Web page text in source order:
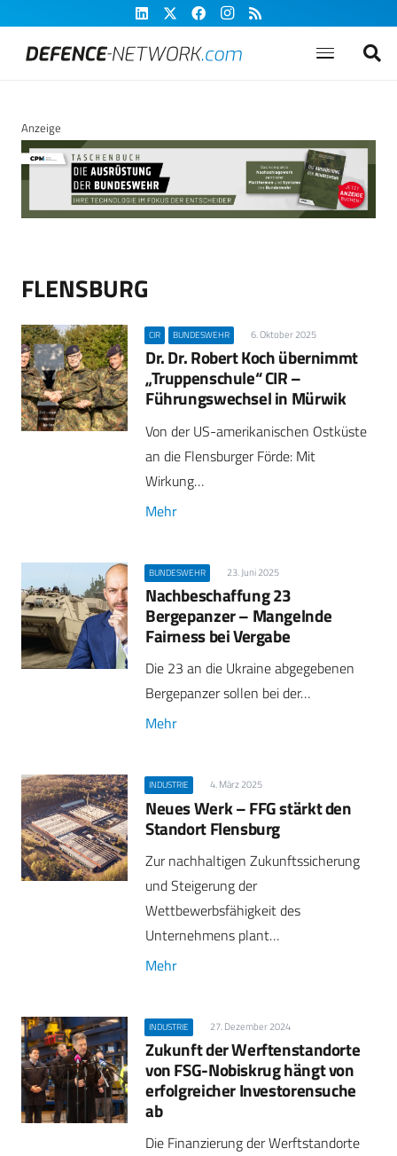
Anzeige
FLENSBURG
CIR BUNDESWEHR 6. Oktober 2025
Dr. Dr. Robert Koch übernimmt
„Truppenschule“ CIR –
Führungswechsel in Mürwik
Von der US-amerikanischen Ostküste
an die Flensburger Förde: Mit
Wirkung…
Mehr
BUNDESWEHR 23. Juni 2025
Nachbeschaffung 23
Bergepanzer – Mangelnde
Fairness bei Vergabe
Die 23 an die Ukraine abgegebenen
Bergepanzer sollen bei der…
Mehr
INDUSTRIE 4. März 2025
Neues Werk – FFG stärkt den
Standort Flensburg
Zur nachhaltigen Zukunftssicherung
und Steigerung der
Wettbewerbsfähigkeit des
Unternehmens plant…
Mehr
INDUSTRIE 27. Dezember 2024
Zukunft der Werftenstandorte
von FSG-Nobiskrug hängt von
erfolgreicher Investorensuche
ab
Die Finanzierung der Werftstandorte